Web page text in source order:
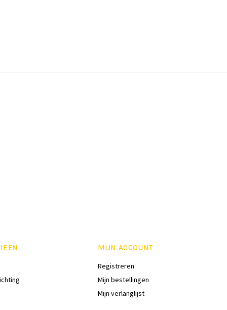
MIJN ACCOUNT
Registreren
Mijn bestellingen
Mijn verlanglijst